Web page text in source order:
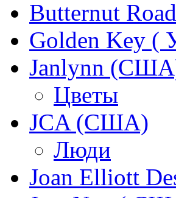
Butternut
Golden Key (
Janlynn
Цветы
JCA (США)
Люди
Joan Elliott